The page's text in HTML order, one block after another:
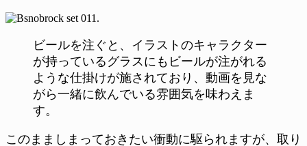
ビールを注ぐと、イラストのキャラクター
が持っているグラスにもビールが注がれる
ような仕掛けが施されており、動画を見な
がら一緒に飲んでいる雰囲気を味わえま
す。
このまましまっておきたい衝動に駆られますが、取り